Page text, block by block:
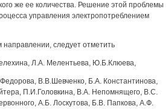
же ее количества. Решение этой проблемы
управления электропотреблением
следует отметить
Л.А. Мелентьева, Ю.Б.Клюева,
В.В.Шевченко, Б.А. Константинова,
П.И.Головкина, В.А. Непомнящего, B.C.
А.Б. Лоскутова, Б.В. Папкова, А.Ф.